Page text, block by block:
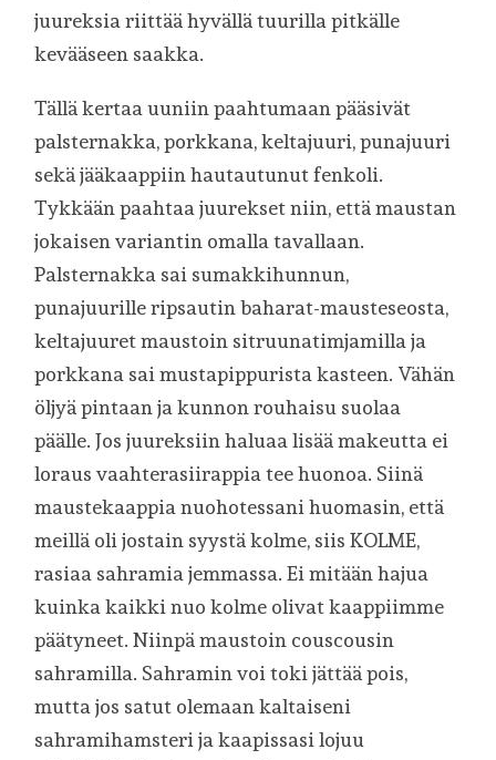
juureksia riittää hyvällä tuurilla pitkälle
kevääseen saakka.
Tällä kertaa uuniin paahtumaan pääsivät
palsternakka, porkkana, keltajuuri, punajuuri
sekä jääkaappiin hautautunut fenkoli.
Tykkään paahtaa juurekset niin, että maustan
jokaisen variantin omalla tavallaan.
Palsternakka sai sumakkihunnun,
punajuurille ripsautin baharat-mausteseosta,
keltajuuret maustoin sitruunatimjamilla ja
porkkana sai mustapippurista kasteen. Vähän
öljyä pintaan ja kunnon rouhaisu suolaa
päälle. Jos juureksiin haluaa lisää makeutta ei
loraus vaahterasiirappia tee huonoa. Siinä
maustekaappia nuohotessani huomasin, että
meillä oli jostain syystä kolme, siis KOLME,
rasiaa sahramia jemmassa. Ei mitään hajua
kuinka kaikki nuo kolme olivat kaappiimme
päätyneet. Niinpä maustoin couscousin
sahramilla. Sahramin voi toki jättää pois,
mutta jos satut olemaan kaltaiseni
sahramihamsteri ja kaapissasi lojuu